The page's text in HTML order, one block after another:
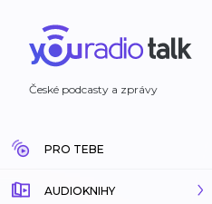
České podcasty a zprávy
PRO TEBE
AUDIOKNIHY